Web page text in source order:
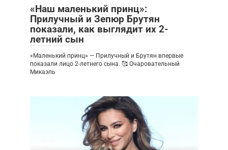
«Наш маленький принц»:
Прилучный и Зепюр Брутян
показали, как выглядит их 2-
летний сын
«Маленький принц» — Прилучный и Брутян впервые
показали лицо 2-летнего сына. 🥰 Очаровательный
Микаэль